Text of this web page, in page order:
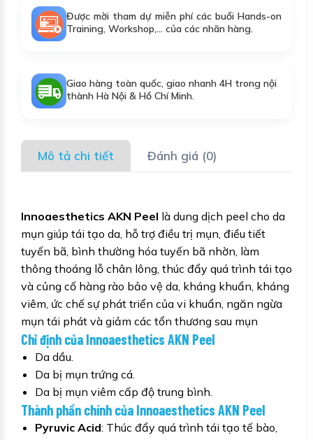
Được mời tham dự miễn phí các buổi Hands-on
Training, Workshop,... của các nhãn hàng.
Giao hàng toàn quốc, giao nhanh 4H trong nội
thành Hà Nội & Hồ Chí Minh.
Mô tả chi tiết Đánh giá (0)
Innoaesthetics AKN Peel là dung dịch peel cho da
mụn giúp tái tạo da, hỗ trợ điều trị mụn, điều tiết
tuyến bã, bình thường hóa tuyến bã nhờn, làm
thông thoáng lỗ chân lông, thúc đẩy quá trình tái tạo
và củng cố hàng rào bảo vệ da, kháng khuẩn, kháng
viêm, ức chế sự phát triển của vi khuẩn, ngăn ngừa
mụn tái phát và giảm các tổn thương sau mụn
Chỉ định của Innoaesthetics AKN Peel
Da dầu.
Da bị mụn trứng cá.
Da bị mụn viêm cấp độ trung bình.
Thành phần chính của Innoaesthetics AKN Peel
Pyruvic Acid: Thúc đẩy quá trình tái tạo tế bào,